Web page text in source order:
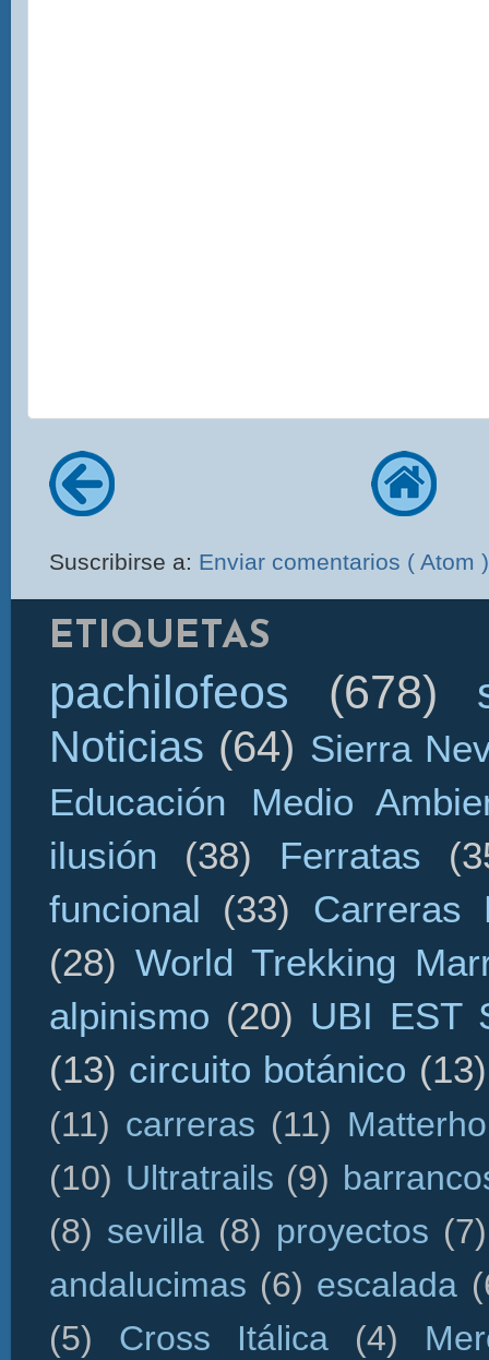
Suscribirse a: Enviar comentarios ( Atom )
ETIQUETAS
pachilofeos (678)
Noticias (64) Sierra
Educación Medio
ilusión
(38) Ferratas
funcional
(33)
Carreras
(28) World Trekking
alpinismo (20) UBI EST
(13) circuito botánico (13)
(11) carreras (11)
(10) Ultratrails (9)
(8) sevilla (8) proyectos (7)
andalucimas (6) escalada
(5)
Cross Itálica (4)